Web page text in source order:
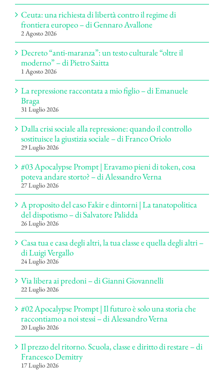
Ceuta: una richiesta di libertà contro il regime di
frontiera europeo – di Gennaro Avallone
2 Agosto 2026
Decreto “anti-maranza”: un testo culturale “oltre il
moderno” – di Pietro Saitta
1 Agosto 2026
La repressione raccontata a mio figlio – di Emanuele
Braga
31 Luglio 2026
Dalla crisi sociale alla repressione: quando il controllo
sostituisce la giustizia sociale – di Franco Oriolo
29 Luglio 2026
#03 Apocalypse Prompt | Eravamo pieni di token, cosa
poteva andare storto? – di Alessandro Verna
27 Luglio 2026
A proposito del caso Fakir e dintorni | La tanatopolitica
del dispotismo – di Salvatore Palidda
26 Luglio 2026
Casa tua e casa degli altri, la tua classe e quella degli altri –
di Luigi Vergallo
24 Luglio 2026
Via libera ai predoni – di Gianni Giovannelli
22 Luglio 2026
#02 Apocalypse Prompt | Il futuro è solo una storia che
raccontiamo a noi stessi – di Alessandro Verna
20 Luglio 2026
Il prezzo del ritorno. Scuola, classe e diritto di restare – di
Francesco Demitry
17 Luglio 2026